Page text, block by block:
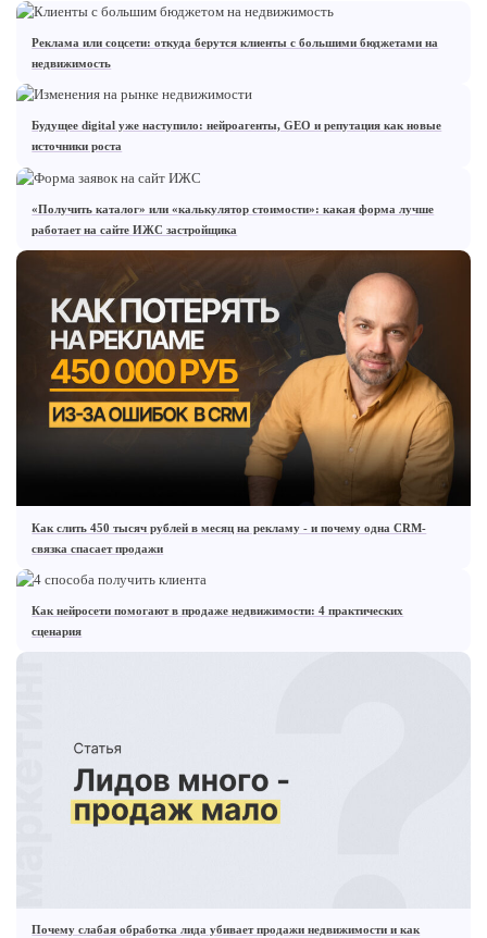
Реклама или соцсети: откуда берутся клиенты с большими бюджетами на
недвижимость
Будущее digital уже наступило: нейроагенты, GEO и репутация как новые
источники роста
«Получить каталог» или «калькулятор стоимости»: какая форма лучше
работает на сайте ИЖС застройщика
Как слить 450 тысяч рублей в месяц на рекламу - и почему одна CRM-
связка спасает продажи
Как нейросети помогают в продаже недвижимости: 4 практических
сценария
Почему слабая обработка лида убивает продажи недвижимости и как